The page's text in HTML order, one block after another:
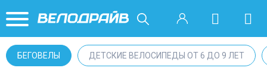
БЕГОВЕЛЫ ДЕТСКИЕ ВЕЛОСИПЕДЫ ОТ 6 ДО 9 ЛЕТ